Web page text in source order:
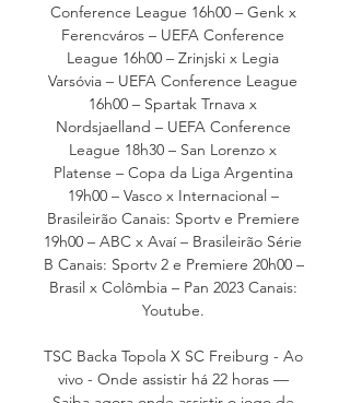
Conference League 16h00 – Genk x
Ferencváros – UEFA Conference
League 16h00 – Zrinjski x Legia
Varsóvia – UEFA Conference League
16h00 – Spartak Trnava x
Nordsjaelland – UEFA Conference
League 18h30 – San Lorenzo x
Platense – Copa da Liga Argentina
19h00 – Vasco x Internacional –
Brasileirão Canais: Sportv e Premiere
19h00 – ABC x Avaí – Brasileirão Série
B Canais: Sportv 2 e Premiere 20h00 –
Brasil x Colômbia – Pan 2023 Canais:
Youtube.
TSC Backa Topola X SC Freiburg - Ao
vivo - Onde assistir há 22 horas —